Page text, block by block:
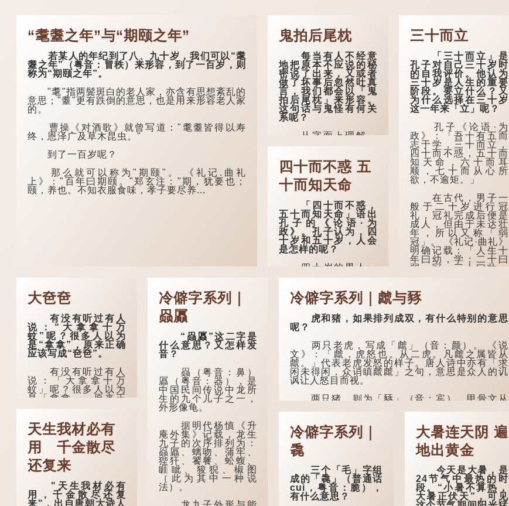
“耄耋之年”与“期颐之年”
若某人的年纪到了八、九十岁，我们可以“耄
耋之年”（粤音：冒秩）来形容，到了一百岁，则
称为“期颐之年”。
"耄"指两鬓斑白的老人家，亦含有思想紊乱的
意思；"耋"更有跌倒的意思，也是用来形容老人家
的。
曹操《对酒歌》就曾写道："耄耋皆得以寿
终，恩泽广及草木昆虫。"
到了一百岁呢？
那么就可以称为"期颐"。 《礼记.曲礼
上》："百年曰期颐。"郑玄注："期，犹要也；
颐，养也。不知衣服食味，孝子要尽养...
鬼拍后尾枕
每当有人不经意
地把原本不应说的秘
密说了出来，又或者
做了坏事后忽然吐真
言，我们都会以「鬼
拍后尾枕」来形容。
这句话与鬼怪有何关
系呢？
从字面上理解，
「后尾枕」的本字应
zhěn，与「枕」同
音）。 《说文解
字》：「䪴，项枕
也。」意思是头后部
民间流传有一种
说法，人会将一些不
欲为人所知的记忆藏
于颈后之处。如果忽
然吐真言，就好像被
在后脑拍了一下，藏
在脑中的秘密便脱口
因此...
四十而不惑 五
十而知天命
「四十而不惑，
五十而知天命」语出
孔子的《论语·为
政》。孔子认为，四
十岁和五十岁，人会
是怎样的呢？
四十岁的男人，
理论上应该事业有
庭。经历了许多人与
事之后，对事物有了
自己的判断能力，不
会轻易为表象所迷
惑。
孔子在《论语·子
罕》也说：「知者不
惑，仁者不忧，勇者
不惧。」「知」与智
慧的「智」相通，四
足够智慧，不再对自
到了五十岁，...
三十而立
「三十而立」是
孔子对自己三十岁时
的自我评价。他认为
三十岁是人生的重要
阶段。要立什么？又
为什么选择在三十岁
这一年来「立」呢？
孔子《论语·为
政》：「吾十有五而
志于学，三十而立，
四十而不惑，五十而
知天命，六十而耳
顺，七十而从心所
欲，不逾矩。」
在古代，男子一
般于二十岁进行冠
礼，冠礼完成后便是
成人，但由于未达壮
年，所以又称「弱
冠」。 《礼记·曲礼》
明确记载：「人生十
年曰幼，学；二十曰
弱，冠；三十曰壮，
大夿夿
有没有听过有人
说：“大拿拿十万
蚊”呢？很多人以为
是“拿拿”，原来正确
应该写成“夿夿”。
有没有听过有人
说：「大拿拿十万
蚊」呢？很多人以为
是「拿拿」，原来正
确应该写成「夿
在詹宪慈《广州
语本字》：「夿夿
者，形容物之大也。
俗读夿，若拿……常
语有曰『一个银钱大
「夿」形​​容大，
天生我材必有
用 千金散尽
还复来
"天生我材必有
用，千金散尽还复
来"，出自唐朝大诗人
冷僻字系列｜
赑屭
“赑屭”这二字是
什么意思？又怎样发
音？
赑（粤音：鼻）
屭（粤音：器），是
中国民间传说中龙所
生的九个儿子之一，
外形像龟。
据明代杨慎《升
庵外集》记载，龙生
九子的次序排列为：
赑屭、螭吻、蒲牢、
狴犴、饕餮、蚣蝮、
睚眦、狻猊、椒图
（此为其中一种说
法）。
冷僻字系列｜虤与豩
虎和猪，如果排列成双，有什么特别的意思
呢？
两只老虎，写成「虤」（音：颜）。 《说
文》：「虤，虎怒也。从二虎。凡虤之属皆从
虤。」代表老虎发怒的样子。唐人诗中亦有「求
闲未得闲，众诮瞋虤虤」之句，意思是众人的讥
讽让人怒目而视。
两只猪，则为「豩」（音：宾）。甲骨文从
冷僻字系列｜
毳
三个「毛」字组
成的「毳」（普通话
cuì，粤音：脆），
有什么意思？
大暑连天阴 遍
地出黄金
今天是大暑，是
24节气中最热的时
段。“小暑不算热，
大暑正伏天”，可见